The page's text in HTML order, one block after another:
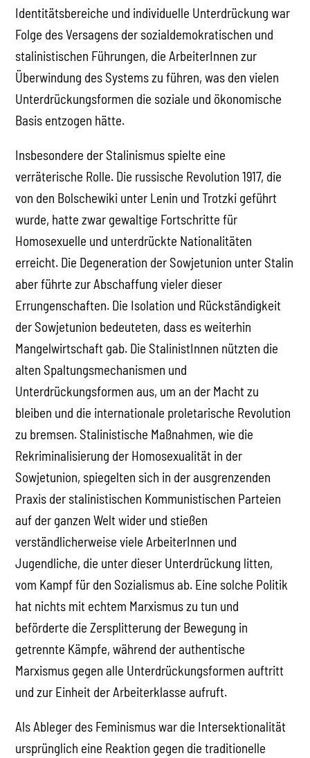
Identitätsbereiche und individuelle Unterdrückung war
Folge des Versagens der sozialdemokratischen und
stalinistischen Führungen, die ArbeiterInnen zur
Überwindung des Systems zu führen, was den vielen
Unterdrückungsformen die soziale und ökonomische
Basis entzogen hätte.
Insbesondere der Stalinismus spielte eine
verräterische Rolle. Die russische Revolution 1917, die
von den Bolschewiki unter Lenin und Trotzki geführt
wurde, hatte zwar gewaltige Fortschritte für
Homosexuelle und unterdrückte Nationalitäten
erreicht. Die Degeneration der Sowjetunion unter Stalin
aber führte zur Abschaffung vieler dieser
Errungenschaften. Die Isolation und Rückständigkeit
der Sowjetunion bedeuteten, dass es weiterhin
Mangelwirtschaft gab. Die StalinistInnen nützten die
alten Spaltungsmechanismen und
Unterdrückungsformen aus, um an der Macht zu
bleiben und die internationale proletarische Revolution
zu bremsen. Stalinistische Maßnahmen, wie die
Rekriminalisierung der Homosexualität in der
Sowjetunion, spiegelten sich in der ausgrenzenden
Praxis der stalinistischen Kommunistischen Parteien
auf der ganzen Welt wider und stießen
verständlicherweise viele ArbeiterInnen und
Jugendliche, die unter dieser Unterdrückung litten,
vom Kampf für den Sozialismus ab. Eine solche Politik
hat nichts mit echtem Marxismus zu tun und
beförderte die Zersplitterung der Bewegung in
getrennte Kämpfe, während der authentische
Marxismus gegen alle Unterdrückungsformen auftritt
und zur Einheit der Arbeiterklasse aufruft.
Als Ableger des Feminismus war die Intersektionalität
ursprünglich eine Reaktion gegen die traditionelle